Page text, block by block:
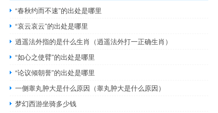
“春秋约而不速”的出处是哪里
“哀云哀云”的出处是哪里
逍遥法外指的是什么生肖（逍遥法外打一正确生肖）
“如心之使臂”的出处是哪里
“论议倾朝誉”的出处是哪里
一侧睾丸肿大是什么原因（睾丸肿大是什么原因）
梦幻西游坐骑多少钱